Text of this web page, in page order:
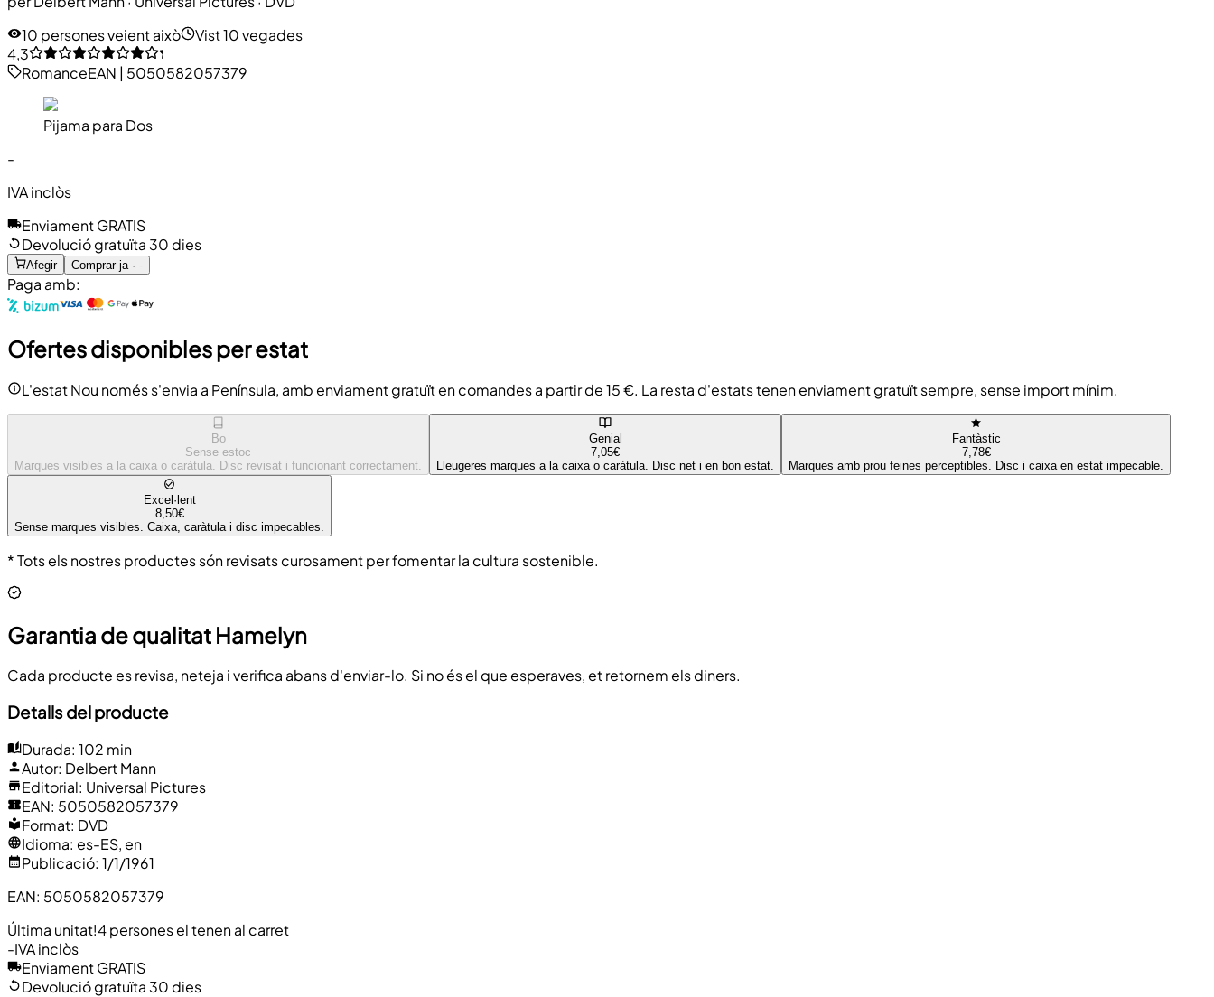
10 persones veient això
Vist 10 vegades
4,3
RomanceEAN | 5050582057379
Pijama para Dos
-
IVA inclòs
Enviament GRATIS
Devolució gratuïta 30 dies
Afegir Comprar ja · -
Paga amb:
Ofertes disponibles per estat
L'estat Nou només s'envia a Península, amb enviament gratuït en comandes a partir de 15 €. La resta d'estats tenen enviament gratuït sempre, sense import mínim.
Bo
Sense estoc
Marques visibles a la caixa o caràtula. Disc revisat i funcionant correctament.
Genial
7,05€
Lleugeres marques a la caixa o caràtula. Disc net i en bon estat.
Fantàstic
7,78€
Marques amb prou feines perceptibles. Disc i caixa en estat impecable.
Excel·lent
8,50€
Sense marques visibles. Caixa, caràtula i disc impecables.
* Tots els nostres productes són revisats curosament per fomentar la cultura sostenible.
Garantia de qualitat Hamelyn
Cada producte es revisa, neteja i verifica abans d'enviar-lo. Si no és el que esperaves, et retornem els diners.
Detalls del producte
Durada: 102 min
Autor: Delbert Mann
Editorial: Universal Pictures
EAN: 5050582057379
Format: DVD
Idioma: es-ES, en
Publicació: 1/1/1961
EAN: 5050582057379
Última unitat!4 persones el tenen al carret
-IVA inclòs
Enviament GRATIS
Devolució gratuïta 30 dies